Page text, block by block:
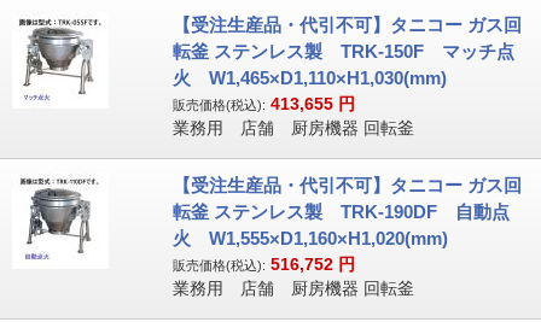
【受注生産品・代引不可】タニコー ガス回
転釜 ステンレス製 TRK-150F マッチ点
火 W1,465×D1,110×H1,030(mm)
販売価格(税込): 413,655 円
業務用 店舗 厨房機器 回転釜
【受注生産品・代引不可】タニコー ガス回
転釜 ステンレス製 TRK-190DF 自動点
火 W1,555×D1,160×H1,020(mm)
販売価格(税込): 516,752 円
業務用 店舗 厨房機器 回転釜